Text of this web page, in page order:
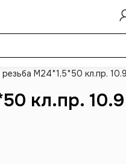
M24*1,5*50 кл.пр.
кл.пр.